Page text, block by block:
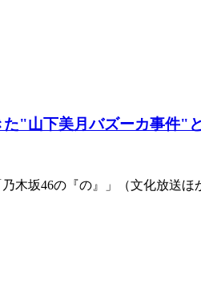
"山下美月バズーカ事件"
木坂46の『の』」（文化放送